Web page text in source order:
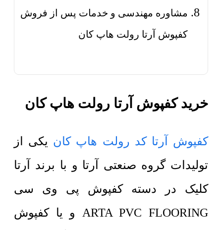
مشاوره مهندسی و خدمات پس از فروش
کفپوش آرتا رولت هاپ کان
خرید کفپوش آرتا رولت هاپ کان
کفپوش آرتا کد رولت هاپ کان یکی از
تولیدات گروه صنعتی آرتا و با برند آرتا
کلیک در دسته کفپوش پی وی سی
ARTA PVC FLOORING و یا کفپوش